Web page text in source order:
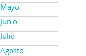
Mayo
Junio
Julio
Agosto